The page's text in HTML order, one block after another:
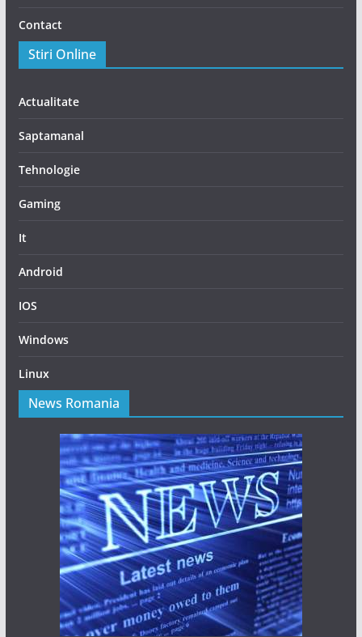
Contact
Stiri Online
Actualitate
Saptamanal
Tehnologie
Gaming
It
Android
IOS
Windows
Linux
News Romania